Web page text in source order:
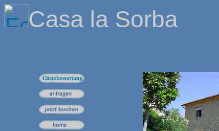
Casa la Sorba